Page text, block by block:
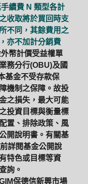
續費 N 類型各計
收取將於買回時支
不同，其餘費用之
亦不加計分銷費
幣計價受益權單
務分行(OBU)及國
基金不受存款保
機制之保障。故投
之損失，最大可能
投資目標與衡量標
置、排除政策、風
開說明書。有關基
詳閱基金公開說
特色或目標等資
詢。
保德信新興市場